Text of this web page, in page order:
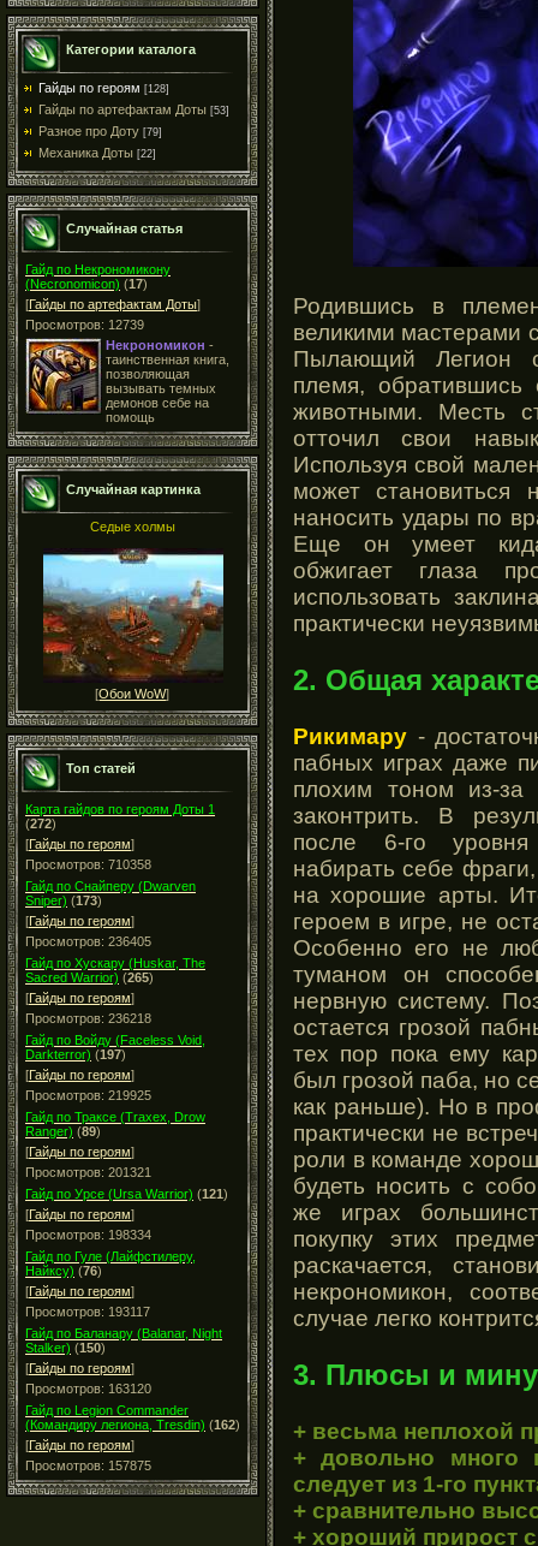
Категории каталога
Гайды по героям [128]
Гайды по артефактам Доты [53]
Разное про Доту [79]
Механика Доты [22]
Случайная статья
Гайд по Некрономикону
(Necronomicon) (17)
[Гайды по артефактам Доты]
Просмотров: 12739
Некрономикон -
таинственная книга,
позволяющая
вызывать темных
демонов себе на
помощь
Случайная картинка
Седые холмы
[Обои WoW]
Топ статей
Карта гайдов по героям Доты 1
(272)
[Гайды по героям]
Просмотров: 710358
Гайд по Снайперу (Dwarven
Sniper) (173)
[Гайды по героям]
Просмотров: 236405
Гайд по Хускару (Huskar, The
Sacred Warrior) (265)
[Гайды по героям]
Просмотров: 236218
Гайд по Войду (Faceless Void,
Darkterror) (197)
[Гайды по героям]
Просмотров: 219925
Гайд по Траксе (Traxex, Drow
Ranger) (89)
[Гайды по героям]
Просмотров: 201321
Гайд по Урсе (Ursa Warrior) (121)
[Гайды по героям]
Просмотров: 198334
Гайд по Гуле (Лайфстилеру,
Найксу) (76)
[Гайды по героям]
Просмотров: 193117
Гайд по Баланару (Balanar, Night
Stalker) (150)
[Гайды по героям]
Просмотров: 163120
Гайд по Legion Commander
(Командиру легиона, Tresdin) (162)
[Гайды по героям]
Просмотров: 157875
Родившись в
великими мастерами
Пылающий Легион
племя,
животными. Месть
отточил свои
Используя свой
может становиться
наносить удары по
Еще он умеет
обжигает глаза
использовать
практически
2. Общая
Рикимару -
пабных играх даже
плохим тоном из-
законтрить. В
после 6-го
набирать себе
на хорошие арты.
героем в игре, не
Особенно его не
туманом он
нервную систему.
остается грозой
тех пор пока ему
был грозой паба, но
как раньше). Но в
практически не
роли в команде
будеть носить с
же играх
покупку этих
раскачается,
некрономикон,
случае легко
3. Плюсы и
+ весьма неплохой
+ довольно много
следует из 1-го
+ сравнительно
+ хороший прирост